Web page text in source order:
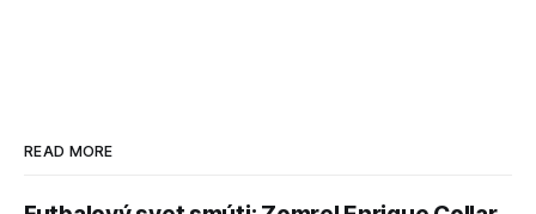
READ MORE